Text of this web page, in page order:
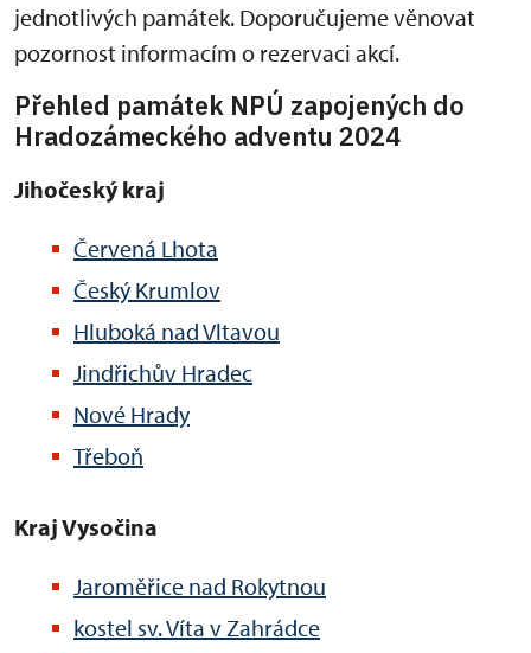
jednotlivých památek. Doporučujeme věnovat
pozornost informacím o rezervaci akcí.
Přehled památek NPÚ zapojených do
Hradozámeckého adventu 2024
Jihočeský kraj
Červená Lhota
Český Krumlov
Hluboká nad Vltavou
Jindřichův Hradec
Nové Hrady
Třeboň
Kraj Vysočina
Jaroměřice nad Rokytnou
kostel sv. Víta v Zahrádce